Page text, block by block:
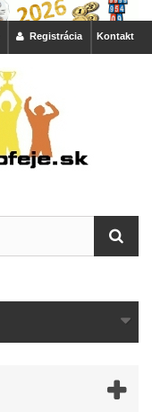
Kontakt
Registrácia